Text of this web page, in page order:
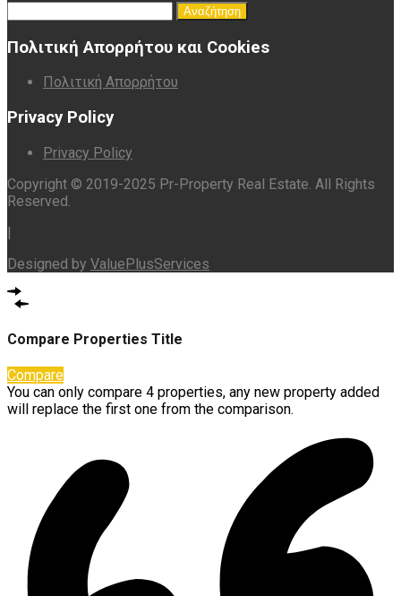
για:
Πολιτική Απορρήτου και Cookies
Πολιτική Απορρήτου
Privacy Policy
Privacy Policy
Copyright © 2019-2025 Pr-Property Real Estate. All Rights
Reserved.
|
Designed by ValuePlusServices
Compare Properties Title
Compare
You can only compare 4 properties, any new property added
will replace the first one from the comparison.